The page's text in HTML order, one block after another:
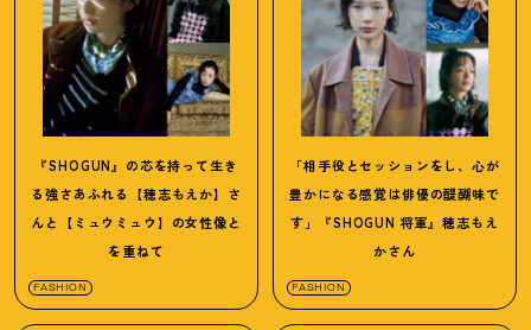
『SHOGUN』の芯を持って生き
る強さあふれる【穂志もえか】さ
んと【ミュウミュウ】の女性像と
を重ねて
FASHION
「相手役とセッションをし、心が
豊かになる感覚は俳優の醍醐味で
す」『SHOGUN 将軍』穂志もえ
かさん
FASHION